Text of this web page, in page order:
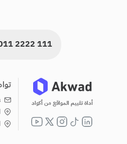
2222 111
أداة تقييم المواقع من أكواد